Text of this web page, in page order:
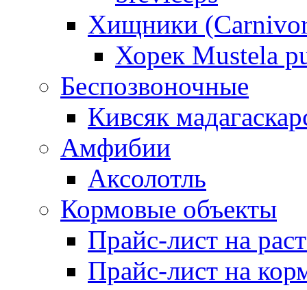
Хищники
Хорек Mustela
Беспозвоночные
Кивсяк
Амфибии
Аксолотль
Кормовые объекты
Прайс-лист на
Прайс-лист на